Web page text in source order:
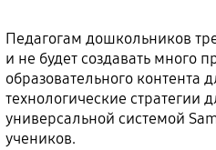
Педагогам дошкольников
и не будет создавать много
образовательного
технологические стратегии
универсальной системой
учеников.